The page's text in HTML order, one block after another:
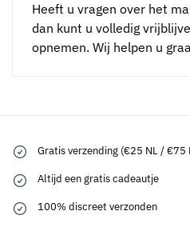
Heeft u vragen over het
dan kunt u volledig
opnemen. Wij helpen u
Gratis verzending (€25 NL / €75
Altijd een gratis cadeautje
100% discreet verzonden